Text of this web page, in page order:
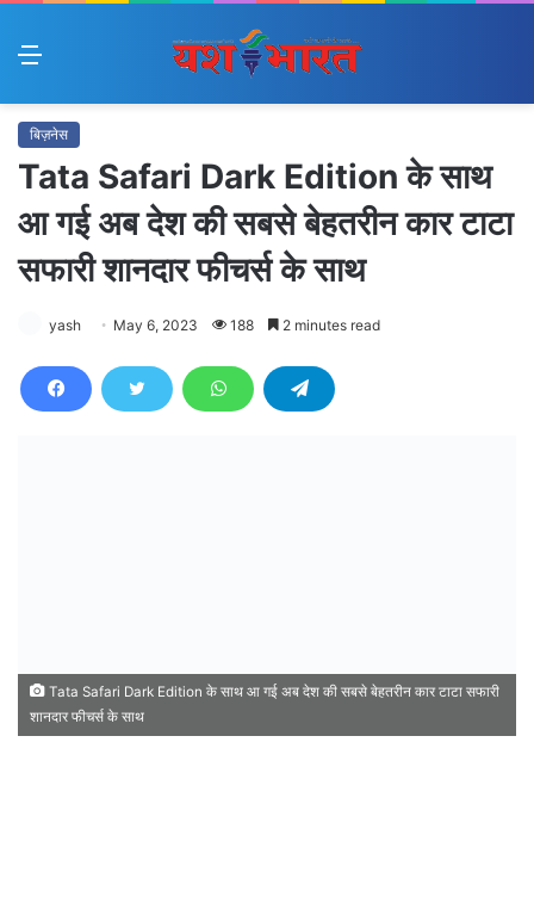
Menu
बिज़नेस
Tata Safari Dark Edition के साथ
आ गई अब देश की सबसे बेहतरीन कार टाटा
सफारी शानदार फीचर्स के साथ
yash May 6, 2023 188 2 minutes read
Tata Safari Dark Edition के साथ आ गई अब देश की सबसे बेहतरीन कार टाटा सफारी
शानदार फीचर्स के साथ